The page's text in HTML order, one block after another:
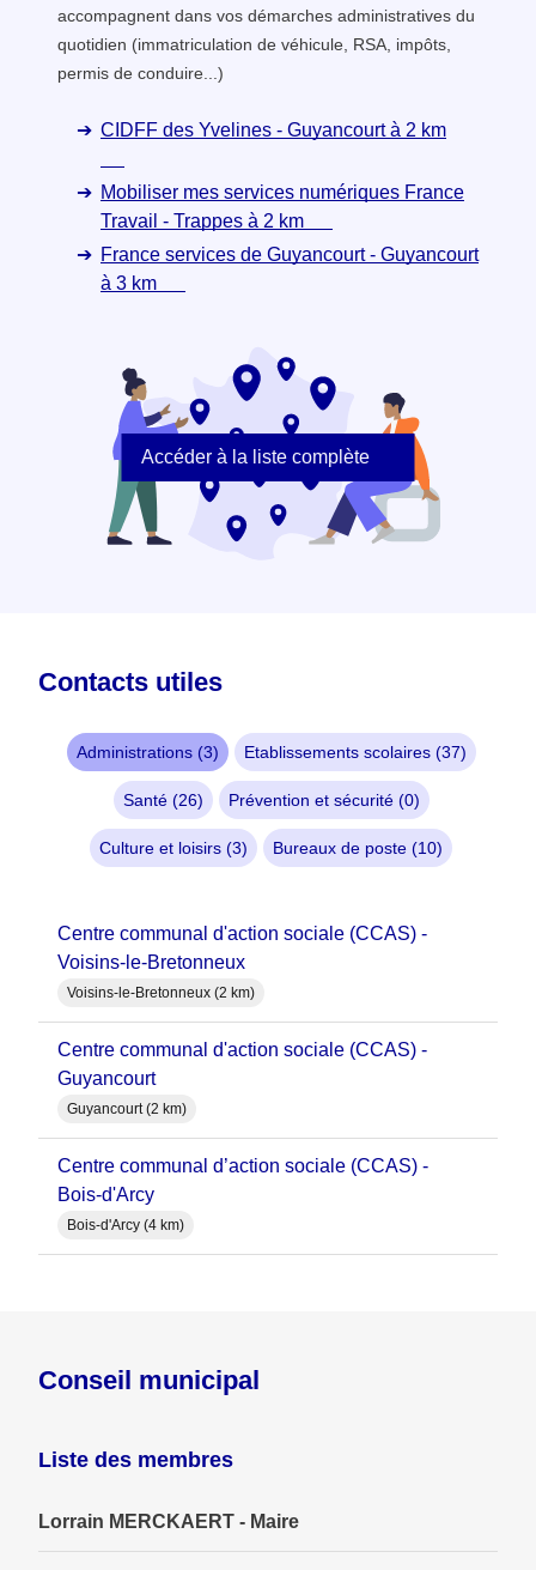
accompagnent dans vos démarches administratives du
quotidien (immatriculation de véhicule, RSA, impôts,
permis de conduire...)
CIDFF des Yvelines - Guyancourt à 2 km
Mobiliser mes services numériques France
Travail - Trappes à 2 km
France services de Guyancourt - Guyancourt
à 3 km
Accéder à la liste complète
Contacts utiles
Administrations (3) Etablissements scolaires (37)
Santé (26) Prévention et sécurité (0)
Culture et loisirs (3) Bureaux de poste (10)
Centre communal d'action sociale (CCAS) -
Voisins-le-Bretonneux
Voisins-le-Bretonneux (2 km)
Centre communal d'action sociale (CCAS) -
Guyancourt
Guyancourt (2 km)
Centre communal d’action sociale (CCAS) -
Bois-d'Arcy
Bois-d'Arcy (4 km)
Conseil municipal
Liste des membres
Lorrain MERCKAERT - Maire